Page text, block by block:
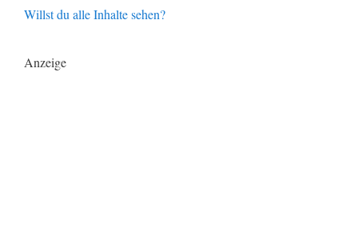
Willst du alle Inhalte sehen?
Anzeige